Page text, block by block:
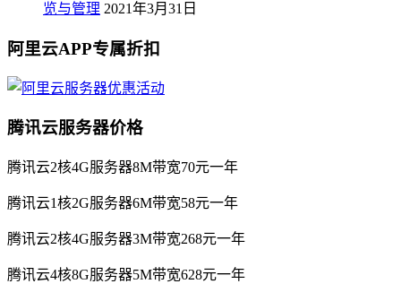
览与管理 2021年3月31日
阿里云APP专属折扣
腾讯云服务器价格
腾讯云2核4G服务器8M带宽70元一年
腾讯云1核2G服务器6M带宽58元一年
腾讯云2核4G服务器3M带宽268元一年
腾讯云4核8G服务器5M带宽628元一年